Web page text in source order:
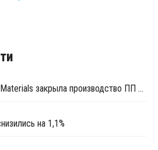
Ningbo Kingfa Advanced Materials закрыла производство ПП в Нинбо на ремонт
на 1,1%